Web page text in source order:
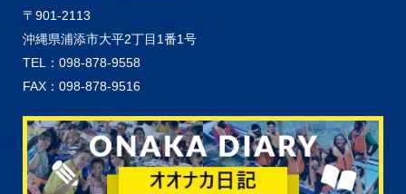
〒901-2113
沖縄県浦添市大平2丁目1番1号
TEL：098-878-9558
FAX：098-878-9516